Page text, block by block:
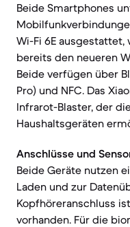
Beide Smartphones
Wi-Fi 6E ausgestattet,
bereits den neueren
Beide verfügen über
Pro) und NFC. Das
Infrarot-Blaster, der
Haushaltsgeräten
Anschlüsse und
Beide Geräte nutzen
Laden und zur
Kopfhöreranschluss
vorhanden. Für die